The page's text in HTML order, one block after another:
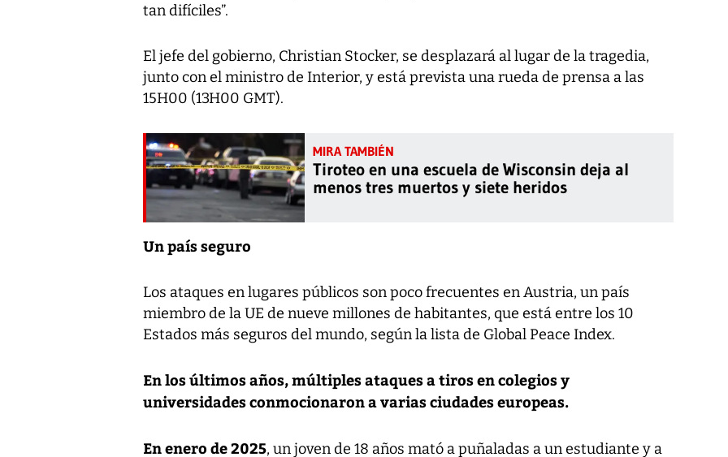
tan difíciles”.
El jefe del gobierno, Christian Stocker, se desplazará al lugar de la tragedia,
junto con el ministro de Interior, y está prevista una rueda de prensa a las
15H00 (13H00 GMT).
Tiroteo en una escuela de Wisconsin deja al
menos tres muertos y siete heridos
Un país seguro
Los ataques en lugares públicos son poco frecuentes en Austria, un país
miembro de la UE de nueve millones de habitantes, que está entre los 10
Estados más seguros del mundo, según la lista de Global Peace Index.
En los últimos años, múltiples ataques a tiros en colegios y
universidades conmocionaron a varias ciudades europeas.
En enero de 2025, un joven de 18 años mató a puñaladas a un estudiante y a